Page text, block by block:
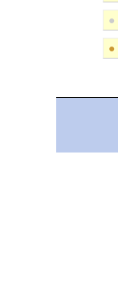
●
●